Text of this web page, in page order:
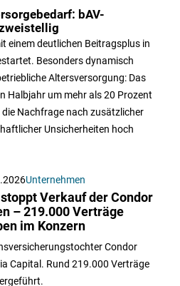
bAV-
einem deutlichen Beitragsplus in
Besonders dynamisch
Altersversorgung: Das
Halbjahr um mehr als 20 Prozent
die Nachfrage nach zusätzlicher
Unsicherheiten hoch
Unternehmen
stoppt Verkauf der Condor
– 219.000 Verträge
im Konzern
Condor
Capital. Rund 219.000 Verträge